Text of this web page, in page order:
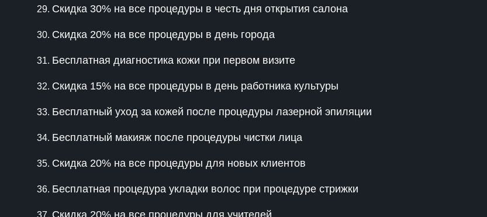
Скидка 30% на все процедуры в честь дня открытия салона
Скидка 20% на все процедуры в день города
Бесплатная диагностика кожи при первом визите
Скидка 15% на все процедуры в день работника культуры
Бесплатный уход за кожей после процедуры лазерной эпиляции
Бесплатный макияж после процедуры чистки лица
Скидка 20% на все процедуры для новых клиентов
Бесплатная процедура укладки волос при процедуре стрижки
Скидка 20% на все процедуры для учителей